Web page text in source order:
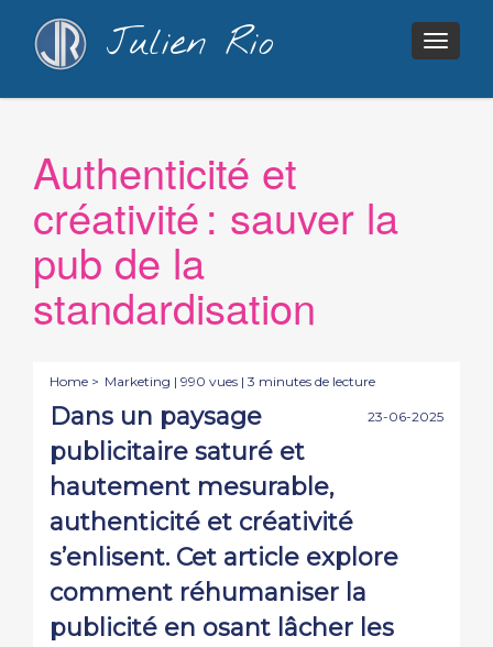
Julien Rio
Authenticité et
créativité : sauver la
pub de la
standardisation
Home > Marketing | 990 vues | 3 minutes de lecture
23-06-2025
Dans un paysage
publicitaire saturé et
hautement mesurable,
authenticité et créativité
s’enlisent. Cet article explore
comment réhumaniser la
publicité en osant lâcher les